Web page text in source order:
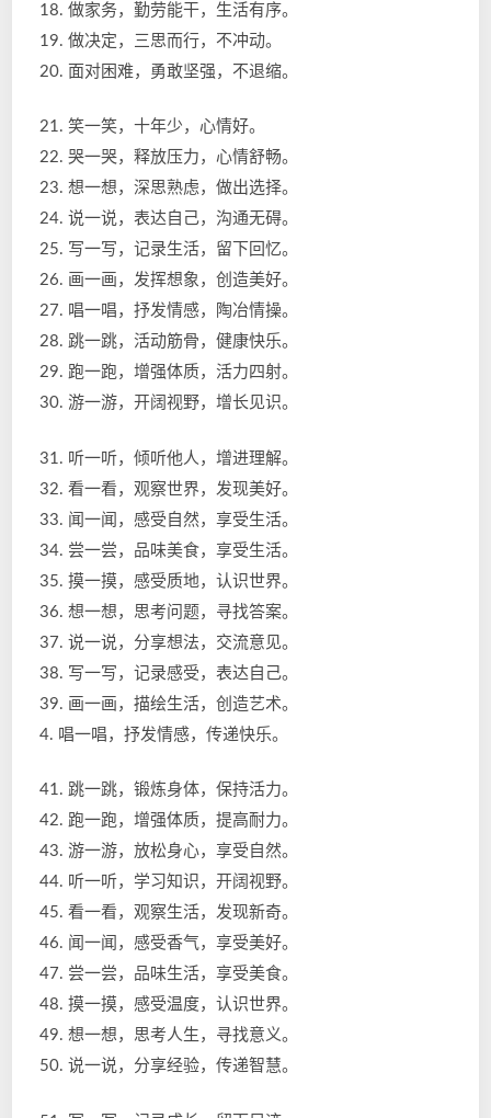
18. 做家务，勤劳能干，生活有序。
19. 做决定，三思而行，不冲动。
20. 面对困难，勇敢坚强，不退缩。
21. 笑一笑，十年少，心情好。
22. 哭一哭，释放压力，心情舒畅。
23. 想一想，深思熟虑，做出选择。
24. 说一说，表达自己，沟通无碍。
25. 写一写，记录生活，留下回忆。
26. 画一画，发挥想象，创造美好。
27. 唱一唱，抒发情感，陶冶情操。
28. 跳一跳，活动筋骨，健康快乐。
29. 跑一跑，增强体质，活力四射。
30. 游一游，开阔视野，增长见识。
31. 听一听，倾听他人，增进理解。
32. 看一看，观察世界，发现美好。
33. 闻一闻，感受自然，享受生活。
34. 尝一尝，品味美食，享受生活。
35. 摸一摸，感受质地，认识世界。
36. 想一想，思考问题，寻找答案。
37. 说一说，分享想法，交流意见。
38. 写一写，记录感受，表达自己。
39. 画一画，描绘生活，创造艺术。
4. 唱一唱，抒发情感，传递快乐。
41. 跳一跳，锻炼身体，保持活力。
42. 跑一跑，增强体质，提高耐力。
43. 游一游，放松身心，享受自然。
44. 听一听，学习知识，开阔视野。
45. 看一看，观察生活，发现新奇。
46. 闻一闻，感受香气，享受美好。
47. 尝一尝，品味生活，享受美食。
48. 摸一摸，感受温度，认识世界。
49. 想一想，思考人生，寻找意义。
50. 说一说，分享经验，传递智慧。